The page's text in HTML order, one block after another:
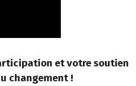
et votre soutien
changement !